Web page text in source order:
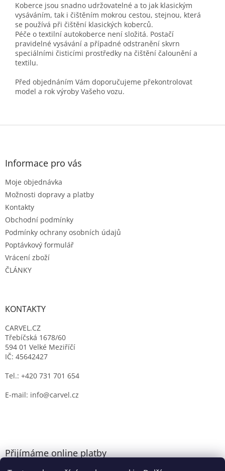
Koberce jsou snadno udržovatelné a to jak klasickým
vysáváním, tak i čištěním mokrou cestou, stejnou, která
se používá při čištění klasických koberců.
Péče o textilní autokoberce není složitá. Postačí
pravidelné vysávání a případné odstranění skvrn
speciálními čisticími prostředky na čištění čalounění a
textilu.
Před objednáním Vám doporučujeme překontrolovat
model a rok výroby Vašeho vozu.
Z
Informace pro vás
Moje objednávka
Možnosti dopravy a platby
Kontakty
Obchodní podmínky
Podmínky ochrany osobních údajů
Poptávkový formulář
Vrácení zboží
ČLÁNKY
KONTAKTY
CARVEL.CZ
Třebíčská 1678/60
594 01 Velké Meziříčí
IČ: 45642427
Tel.: +420 731 701 654
E-mail: info@carvel.cz
Přijímáme online platby